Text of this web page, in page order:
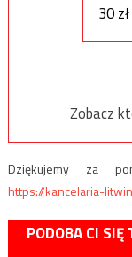
30 zł
Zobacz
Dziękujemy za
https://kancelaria-
PODOBA CI SIĘ